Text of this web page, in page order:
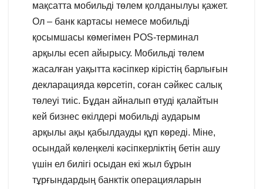
мақсатта мобильді төлем қолданылуы қажет.
Ол – банк картасы немесе мобильді
қосымшасы көмегімен POS-терминал
арқылы есеп айырысу. Мобильді төлем
жасалған уақытта кәсіпкер кірістің барлығын
декларацияда көрсетіп, соған сәйкес салық
төлеуі тиіс. Бұдан айналып өтуді қалайтын
кей бизнес өкілдері мобильді аударым
арқылы ақы қабылдауды құп көреді. Міне,
осындай көлеңкелі кәсіпкерліктің бетін ашу
үшін ел билігі осыдан екі жыл бұрын
тұрғындардың банктік операцияларын